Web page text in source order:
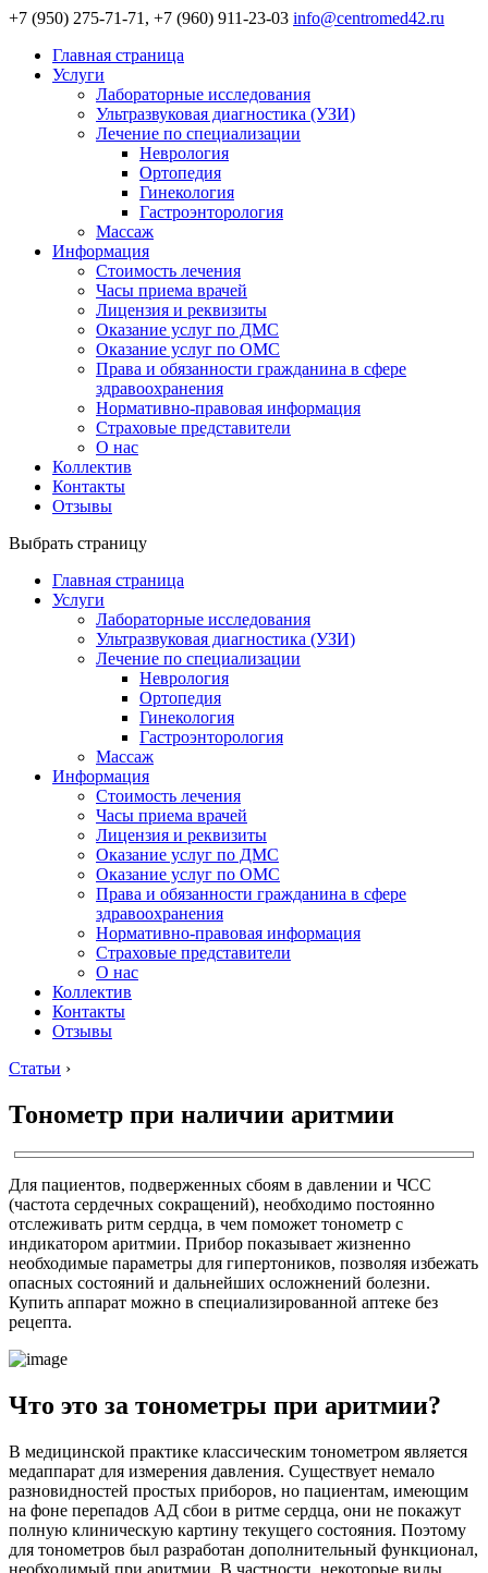
+7 (950) 275-71-71, +7 (960) 911-23-03 info@centromed42.ru
Главная страница
Услуги
Лабораторные исследования
Ультразвуковая диагностика (УЗИ)
Лечение по специализации
Неврология
Ортопедия
Гинекология
Гастроэнторология
Массаж
Информация
Стоимость лечения
Часы приема врачей
Лицензия и реквизиты
Оказание услуг по ДМС
Оказание услуг по ОМС
Права и обязанности гражданина в сфере
здравоохранения
Нормативно-правовая информация
Страховые представители
О нас
Коллектив
Контакты
Отзывы
Выбрать страницу
Главная страница
Услуги
Лабораторные исследования
Ультразвуковая диагностика (УЗИ)
Лечение по специализации
Неврология
Ортопедия
Гинекология
Гастроэнторология
Массаж
Информация
Стоимость лечения
Часы приема врачей
Лицензия и реквизиты
Оказание услуг по ДМС
Оказание услуг по ОМС
Права и обязанности гражданина в сфере
здравоохранения
Нормативно-правовая информация
Страховые представители
О нас
Коллектив
Контакты
Отзывы
Статьи ›
Тонометр при наличии аритмии
Для пациентов, подверженных сбоям в давлении и ЧСС
(частота сердечных сокращений), необходимо постоянно
отслеживать ритм сердца, в чем поможет тонометр с
индикатором аритмии. Прибор показывает жизненно
необходимые параметры для гипертоников, позволяя избежать
опасных состояний и дальнейших осложнений болезни.
Купить аппарат можно в специализированной аптеке без
рецепта.
Что это за тонометры при аритмии?
В медицинской практике классическим тонометром является
медаппарат для измерения давления. Существует немало
разновидностей простых приборов, но пациентам, имеющим
на фоне перепадов АД сбои в ритме сердца, они не покажут
полную клиническую картину текущего состояния. Поэтому
для тонометров был разработан дополнительный функционал,
необходимый при аритмии. В частности, некоторые виды